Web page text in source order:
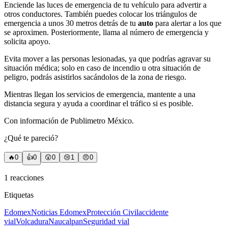
Enciende las luces de emergencia de tu vehículo para advertir a
otros conductores. También puedes colocar los triángulos de
emergencia a unos 30 metros detrás de tu auto para alertar a los que
se aproximen. Posteriormente, llama al número de emergencia y
solicita apoyo.
Evita mover a las personas lesionadas, ya que podrías agravar su
situación médica; solo en caso de incendio u otra situación de
peligro, podrás asistirlos sacándolos de la zona de riesgo.
Mientras llegan los servicios de emergencia, mantente a una
distancia segura y ayuda a coordinar el tráfico si es posible.
Con información de Publimetro México.
¿Qué te pareció?
🔥0 👍0 😲0 😢1 😠0
1 reacciones
Etiquetas
EdomexNoticias EdomexProtección Civilaccidente
vialVolcaduraNaucalpanSeguridad vial